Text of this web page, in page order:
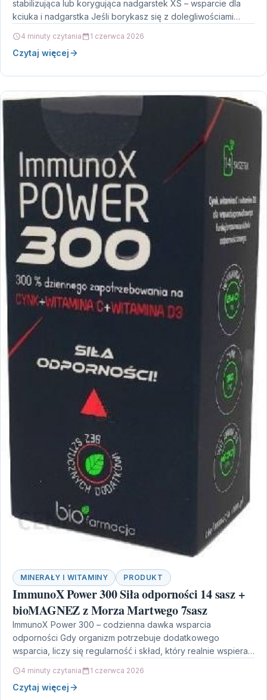
stabilizująca lub korygująca nadgarstek XS – wsparcie dla
kciuka i nadgarstka Jeśli borykasz się z dolegliwościami…
4 minuty czytania 1 czerwca 2026
Czytaj więcej
MINERAŁY I WITAMINY PRODUKT
ImmunoX Power 300 Siła odporności 14 sasz +
bioMAGNEZ z Morza Martwego 7sasz
ImmunoX Power 300 – codzienna dawka wsparcia
odporności Gdy organizm potrzebuje dodatkowego
wsparcia, liczy się regularność i skład, który realnie wspiera
4 minuty czytania 1 czerwca 2026
Czytaj więcej